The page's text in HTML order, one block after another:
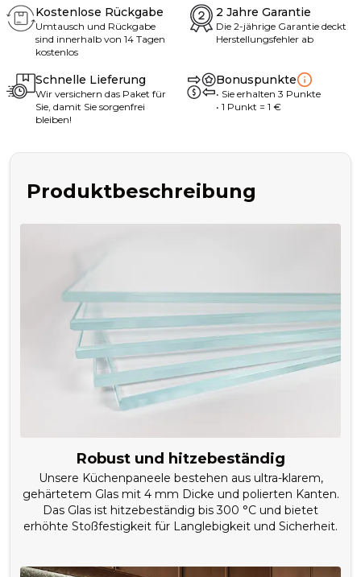
Kostenlose Rückgabe
Umtausch und Rückgabe
sind innerhalb von 14 Tagen
kostenlos
2 Jahre Garantie
Die 2-jährige Garantie deckt
Herstellungsfehler ab
Schnelle Lieferung
Wir versichern das Paket für
Sie, damit Sie sorgenfrei
bleiben!
Bonuspunkte
• Sie erhalten 3 Punkte
• 1 Punkt = 1 €
Produktbeschreibung
Robust und hitzebeständig
Unsere Küchenpaneele bestehen aus ultra-klarem,
gehärtetem Glas mit 4 mm Dicke und polierten Kanten.
Das Glas ist hitzebeständig bis 300 °C und bietet
erhöhte Stoßfestigkeit für Langlebigkeit und Sicherheit.